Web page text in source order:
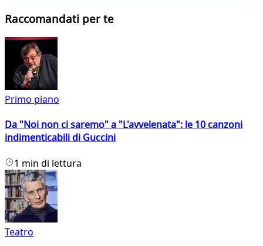
Raccomandati per te
Primo piano
Da "Noi non ci saremo" a "L'avvelenata": le 10 canzoni
indimenticabili di Guccini
1 min di lettura
Teatro